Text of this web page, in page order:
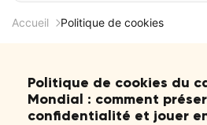
Accueil Politique de cookies
Politique de cookies du
Mondial : comment
confidentialité et jouer